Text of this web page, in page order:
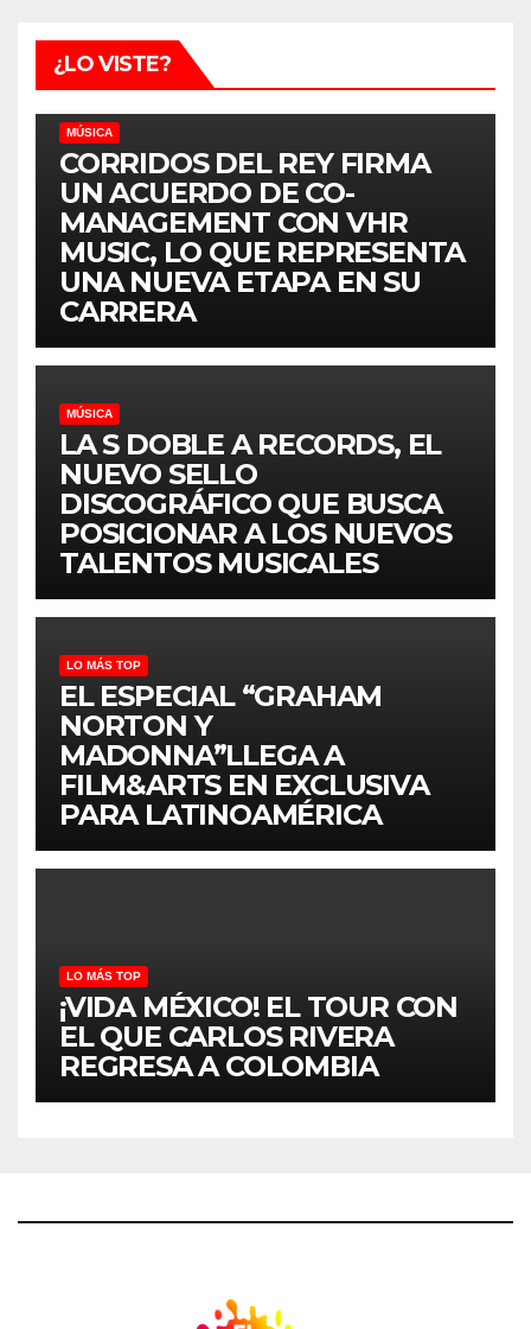
¿LO VISTE?
MÚSICA
CORRIDOS DEL REY FIRMA
UN ACUERDO DE CO-
MANAGEMENT CON VHR
MUSIC, LO QUE REPRESENTA
UNA NUEVA ETAPA EN SU
CARRERA
MÚSICA
LA S DOBLE A RECORDS, EL
NUEVO SELLO
DISCOGRÁFICO QUE BUSCA
POSICIONAR A LOS NUEVOS
TALENTOS MUSICALES
LO MÁS TOP
EL ESPECIAL “GRAHAM
NORTON Y
MADONNA”LLEGA A
FILM&ARTS EN EXCLUSIVA
PARA LATINOAMÉRICA
LO MÁS TOP
¡VIDA MÉXICO! EL TOUR CON
EL QUE CARLOS RIVERA
REGRESA A COLOMBIA